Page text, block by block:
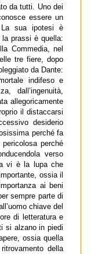
da tutti. Uno dei
essere un
La sua ipotesi è
prassi è quella:
Commedia, nel
tre fiere, dopo
da Dante:
indifeso e
dall’ingenuità,
allegoricamente
il distaccarsi
desiderio
perché fa
perché
verso
vi è la lupa che
ossia il
ai beni
sempre parte di
chiave del
di letteratura e
si alzano in piedi
ossia quella
della